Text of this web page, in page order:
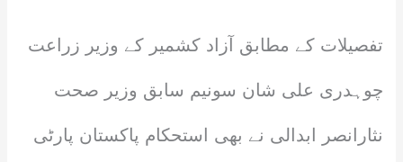
تفصیلات کے مطابق آزاد کشمیر کے وزیر زراعت
چوہدری علی شان سونیم سابق وزیر صحت
نثارانصر ابدالی نے بھی استحکام پاکستان پارٹی